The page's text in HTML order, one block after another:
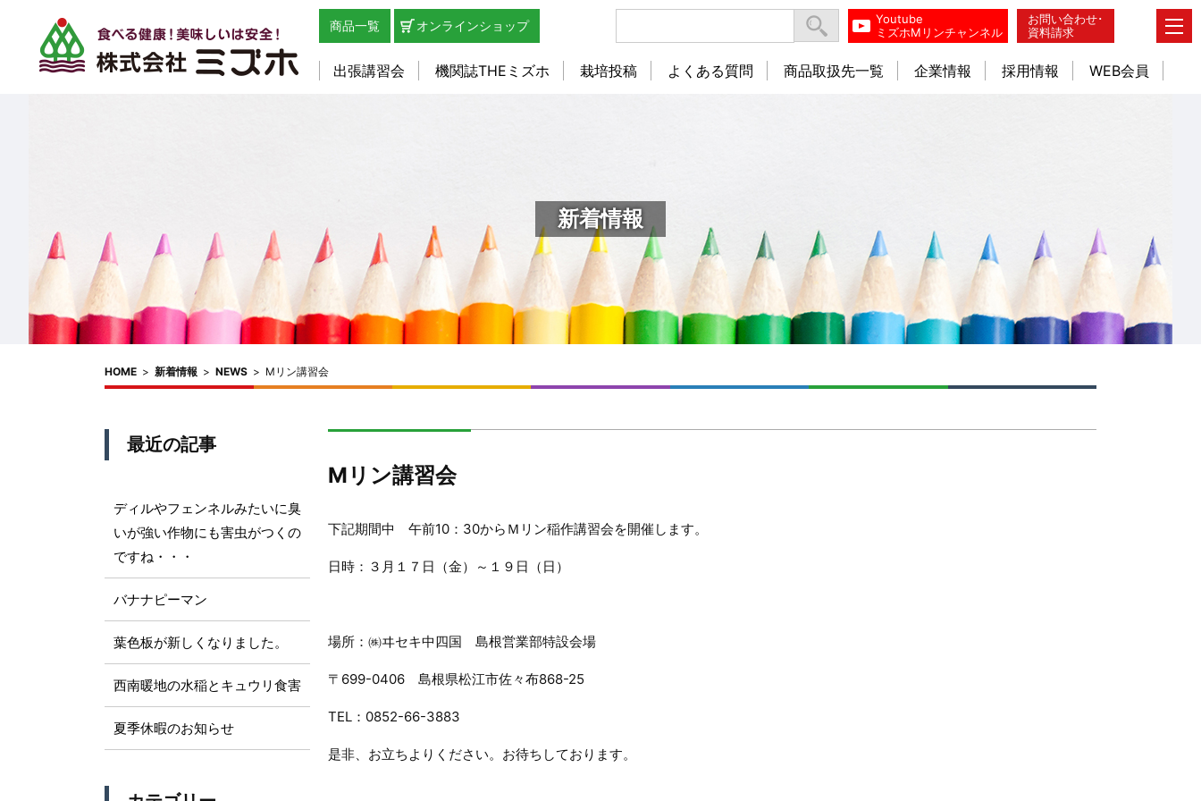
お問い合わせ･
資料請求
Youtube
ミズホMリンチャンネル
商品一覧 オンラインショップ
出張講習会 機関誌THEミズホ 栽培投稿 よくある質問 商品取扱先一覧 企業情報 採用情報 WEB会員
新着情報
HOME > 新着情報 > NEWS > Mリン講習会
Mリン講習会
下記期間中 午前10：30からＭリン稲作講習会を開催します。
日時：３月１７日（金）～１９日（日）
場所：㈱ヰセキ中四国 島根営業部特設会場
〒699-0406 島根県松江市佐々布868-25
TEL：0852-66-3883
是非、お立ちよりください。お待ちしております。
最近の記事
ディルやフェンネルみたいに臭
いが強い作物にも害虫がつくの
ですね・・・
バナナピーマン
葉色板が新しくなりました。
西南暖地の水稲とキュウリ食害
夏季休暇のお知らせ